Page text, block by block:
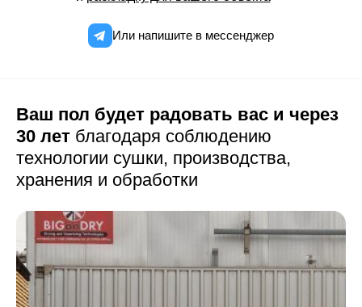
Или напишите в мессенджер
Ваш пол будет радовать вас и через
30 лет благодаря соблюдению
технологии сушки, производства,
хранения и обработки